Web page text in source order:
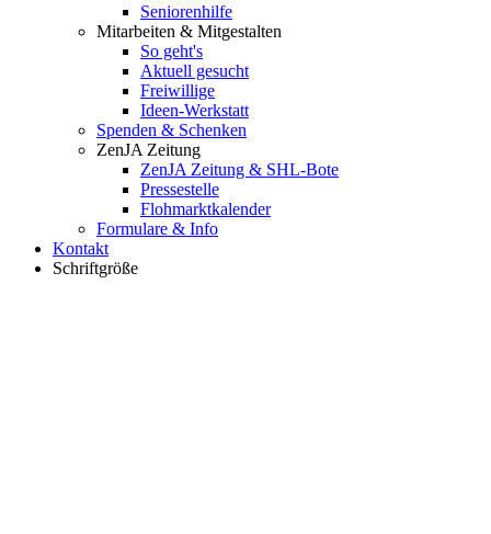
Seniorenhilfe
Mitarbeiten & Mitgestalten
So geht's
Aktuell gesucht
Freiwillige
Ideen-Werkstatt
Spenden & Schenken
ZenJA Zeitung
ZenJA Zeitung & SHL-Bote
Pressestelle
Flohmarktkalender
Formulare & Info
Kontakt
Schriftgröße